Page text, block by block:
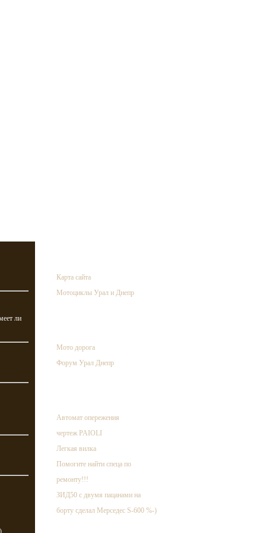
ли
Карта сайта
Мотоциклы Урал и Днепр
Мото дорога
Форум Урал Днепр
Автомат опережения
чертеж PAIOLI
Легкая вилка
Помогите найти спеца по
ремонту!!!
ЗИД50 с двумя пацанами на
борту сделал Мерседес S-600 %-)